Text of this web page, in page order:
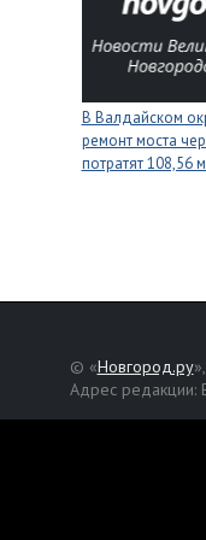
В Валдайском
ремонт моста
потратят 108,56
© «Новгород.ру
Адрес редакции: